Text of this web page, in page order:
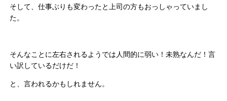
そして、仕事ぶりも変わったと上司の方もおっしゃっていまし
た。
そんなことに左右されるようでは人間的に弱い！未熟なんだ！言
い訳しているだけだ！
と、言われるかもしれません。